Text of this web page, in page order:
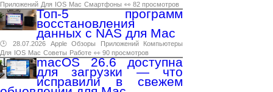
Приложений Для IOS Mac Смартфоны 👀 82 просмотров
Топ-5 программ
восстановления
данных с NAS для Mac
🕑 28.07.2026 Apple Обзоры Приложений
Компьютеры
Для IOS Mac Советы Работе 👀 90 просмотров
macOS 26.6 доступна
для загрузки — что
исправили в свежем